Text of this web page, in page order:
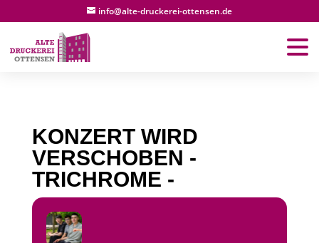
info@alte-druckerei-ottensen.de
KONZERT WIRD
VERSCHOBEN -
TRICHROME -